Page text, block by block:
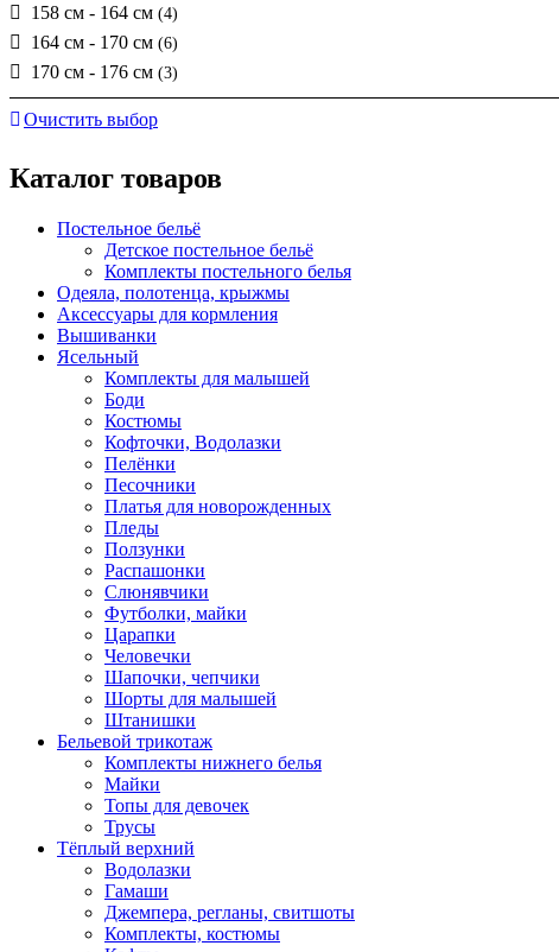
158 см - 164 см (4)
164 см - 170 см (6)
170 см - 176 см (3)
Очистить выбор
Каталог товаров
Постельное бельё
Детское постельное бельё
Комплекты постельного белья
Одеяла, полотенца, крыжмы
Аксессуары для кормления
Вышиванки
Ясельный
Комплекты для малышей
Боди
Костюмы
Кофточки, Водолазки
Пелёнки
Песочники
Платья для новорожденных
Пледы
Ползунки
Распашонки
Слюнявчики
Футболки, майки
Царапки
Человечки
Шапочки, чепчики
Шорты для малышей
Штанишки
Бельевой трикотаж
Комплекты нижнего белья
Майки
Топы для девочек
Трусы
Тёплый верхний
Водолазки
Гамаши
Джемпера, регланы, свитшоты
Комплекты, костюмы